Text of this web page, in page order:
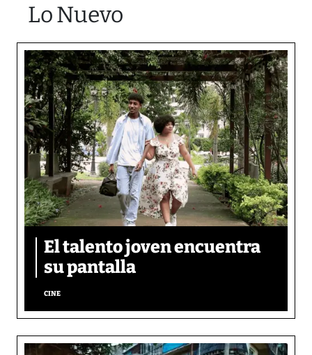
Lo Nuevo
El talento joven encuentra
su pantalla​
CINE